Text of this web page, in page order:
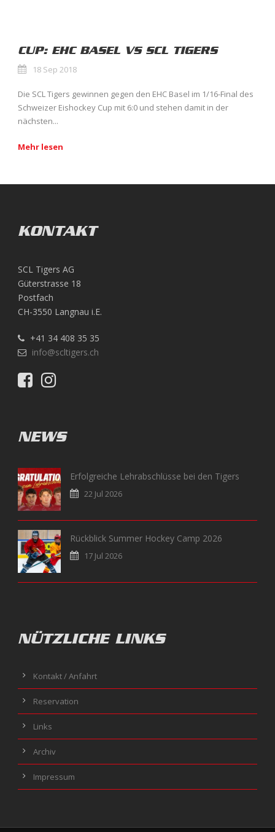
CUP: EHC BASEL VS SCL TIGERS
18 Sep 2018
Die SCL Tigers gewinnen gegen den EHC Basel im 1/16-Final des
Schweizer Eishockey Cup mit 6:0 und stehen damit in der
nächsten...
Mehr lesen
KONTAKT
SCL Tigers AG
Güterstrasse 18
Postfach
CH-3550 Langnau i.E.
+41 34 408 35 35
info@scltigers.ch
NEWS
Erfolgreiche Lehrabschlüsse bei den Tigers
22 Jul 2026
Rückblick Summer Hockey Camp 2026
17 Jul 2026
NÜTZLICHE LINKS
Kontakt / Anfahrt
Reservation
Links
Archiv
Impressum